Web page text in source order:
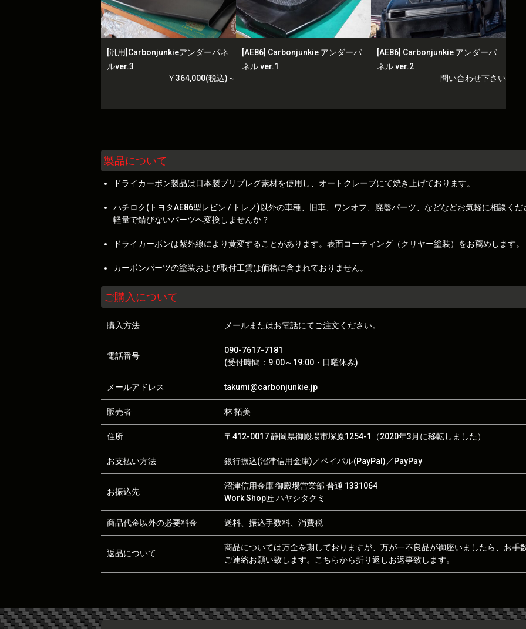
[汎用]Carbonjunkieアンダーパネ
ルver.3
￥364,000(税込)～
[AE86] Carbonjunkie アンダーパ
ネル ver.1
[AE86] Carbonjunkie アンダーパ
ネル ver.2
問い合わせ下さい
製品について
ドライカーボン製品は日本製プリプレグ素材を使用し、オートクレーブにて焼き上げております。
ハチロク(トヨタAE86型レビン / トレノ)以外の車種、旧車、ワンオフ、廃盤パーツ、などなどお気軽に相談くだ
軽量で錆びないパーツへ変換しませんか？
ドライカーボンは紫外線により黄変することがあります。表面コーティング（クリヤー塗装）をお薦めします。
カーボンパーツの塗装および取付工賃は価格に含まれておりません。
ご購入について
購入方法 メールまたはお電話にてご注文ください。
電話番号
090-7617-7181
(受付時間：9:00～19:00・日曜休み)
メールアドレス takumi@carbonjunkie.jp
販売者 林 拓美
住所 〒412-0017 静岡県御殿場市塚原1254-1（2020年3月に移転しました）
お支払い方法 銀行振込(沼津信用金庫)／ペイパル(PayPal)／PayPay
お振込先
沼津信用金庫 御殿場営業部 普通 1331064
Work Shop匠 ハヤシタクミ
商品代金以外の必要料金 送料、振込手数料、消費税
返品について
商品については万全を期しておりますが、万が一不良品が御座いましたら、お手
ご連絡お願い致します。こちらから折り返しお返事致します。